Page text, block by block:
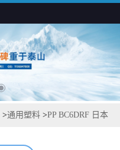
>通用塑料 >PP BC6DRF 日本